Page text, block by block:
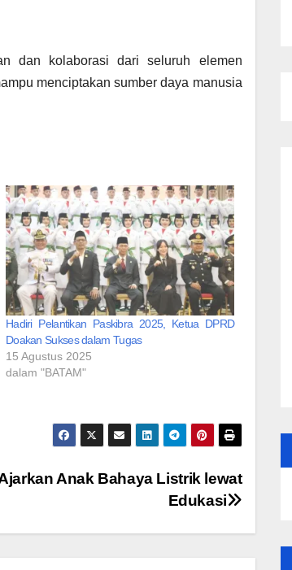
dan kolaborasi dari seluruh elemen
menciptakan sumber daya manusia
Hadiri Pelantikan Paskibra 2025, Ketua DPRD
Doakan Sukses dalam Tugas
15 Agustus 2025
dalam "BATAM"
Anak Bahaya Listrik lewat
Edukasi